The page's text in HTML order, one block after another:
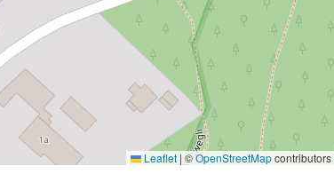
Leaflet |©OpenStreetMap